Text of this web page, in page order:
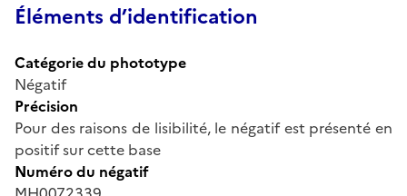
Éléments d’identification
Catégorie du phototype
Négatif
Précision
Pour des raisons de lisibilité, le négatif est présenté en
positif sur cette base
Numéro du négatif